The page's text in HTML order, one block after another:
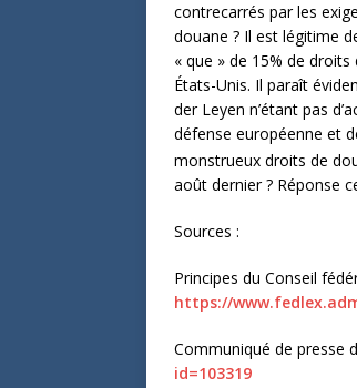
contrecarrés par les
douane ? Il est légitime
« que » de 15% de
États-Unis. Il paraît
der Leyen n’étant pas
défense européenne et
monstrueux droits de
août dernier ? Réponse
Sources :
Principes du Conseil
https://
Communiqué de presse
id=103319